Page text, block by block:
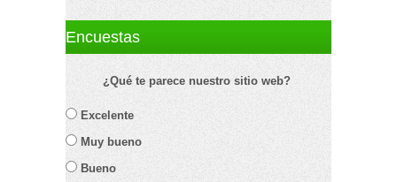
Encuestas
¿Qué te parece nuestro sitio web?
Excelente
Muy bueno
Bueno